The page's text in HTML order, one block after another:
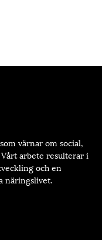
värnar om social,
arbete resulterar i
och en
näringslivet.